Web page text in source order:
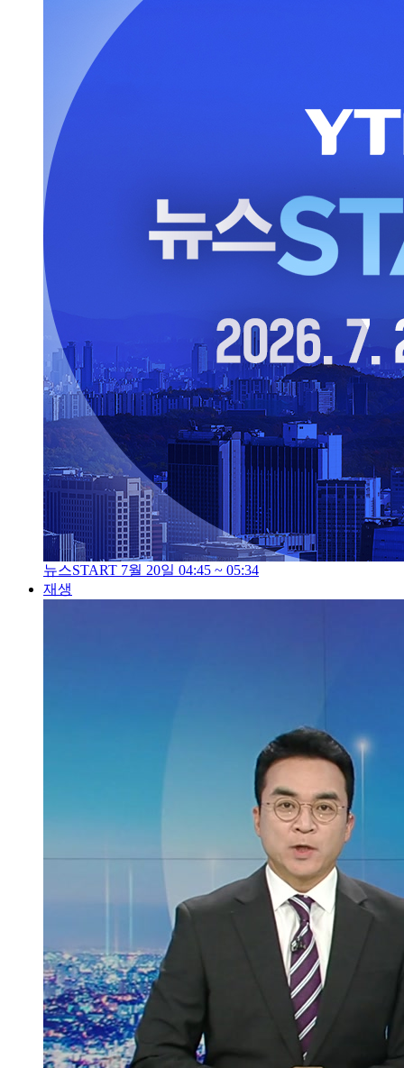
뉴스START 7월 20일 04:45 ~ 05:34
재생